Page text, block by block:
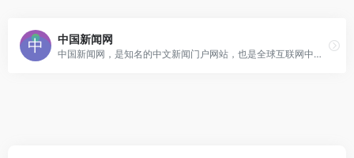
中国新闻网
中国新闻网，是知名的中文新闻门户网站，也是全球互联网中文新闻资讯最重要的原创内容供应商之一。依托中新社遍布全球的采编网络,每天24小时面向广大网民和网络媒体，快速、准确地提供文字、图片、视频等多样化的资讯服务。在新闻报道方面，中新网动态新闻及时准确，解释性报道角度独特，稿件被国内外网络媒体大量转载。